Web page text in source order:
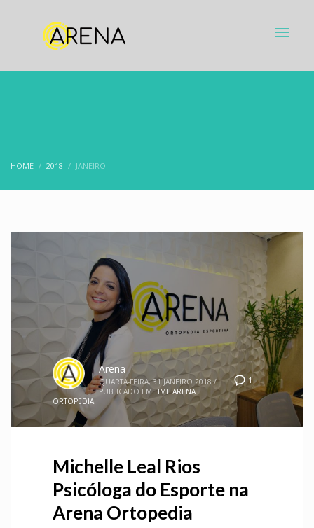
HOME 2018 JANEIRO
1
Arena
QUARTA-FEIRA, 31 JANEIRO 2018 /
PUBLICADO EM TIME ARENA
ORTOPEDIA
Michelle Leal Rios
Psicóloga do Esporte na
Arena Ortopedia